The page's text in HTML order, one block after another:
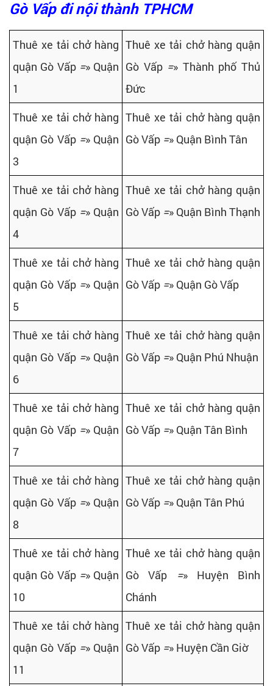
Gò Vấp đi nội thành TPHCM
Thuê xe tải chở hàng
quận Gò Vấp =» Quận
1
Thuê xe tải chở hàng quận
Gò Vấp =» Thành phố Thủ
Đức
Thuê xe tải chở hàng
quận Gò Vấp =» Quận
3
Thuê xe tải chở hàng quận
Gò Vấp =» Quận Bình Tân
Thuê xe tải chở hàng
quận Gò Vấp =» Quận
4
Thuê xe tải chở hàng quận
Gò Vấp =» Quận Bình Thạnh
Thuê xe tải chở hàng
quận Gò Vấp =» Quận
5
Thuê xe tải chở hàng quận
Gò Vấp =» Quận Gò Vấp
Thuê xe tải chở hàng
quận Gò Vấp =» Quận
6
Thuê xe tải chở hàng quận
Gò Vấp =» Quận Phú Nhuận
Thuê xe tải chở hàng
quận Gò Vấp =» Quận
7
Thuê xe tải chở hàng quận
Gò Vấp =» Quận Tân Bình
Thuê xe tải chở hàng
quận Gò Vấp =» Quận
8
Thuê xe tải chở hàng quận
Gò Vấp =» Quận Tân Phú
Thuê xe tải chở hàng
quận Gò Vấp =» Quận
10
Thuê xe tải chở hàng quận
Gò Vấp
=» Huyện Bình
Chánh
Thuê xe tải chở hàng
quận Gò Vấp =» Quận
11
Thuê xe tải chở hàng quận
Gò Vấp =» Huyện Cần Giờ